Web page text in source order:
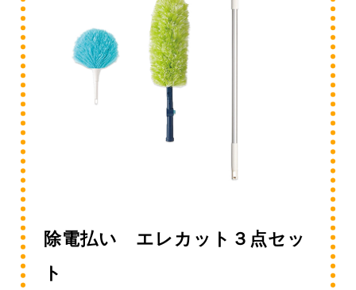
除電払い エレカット３点セッ
ト